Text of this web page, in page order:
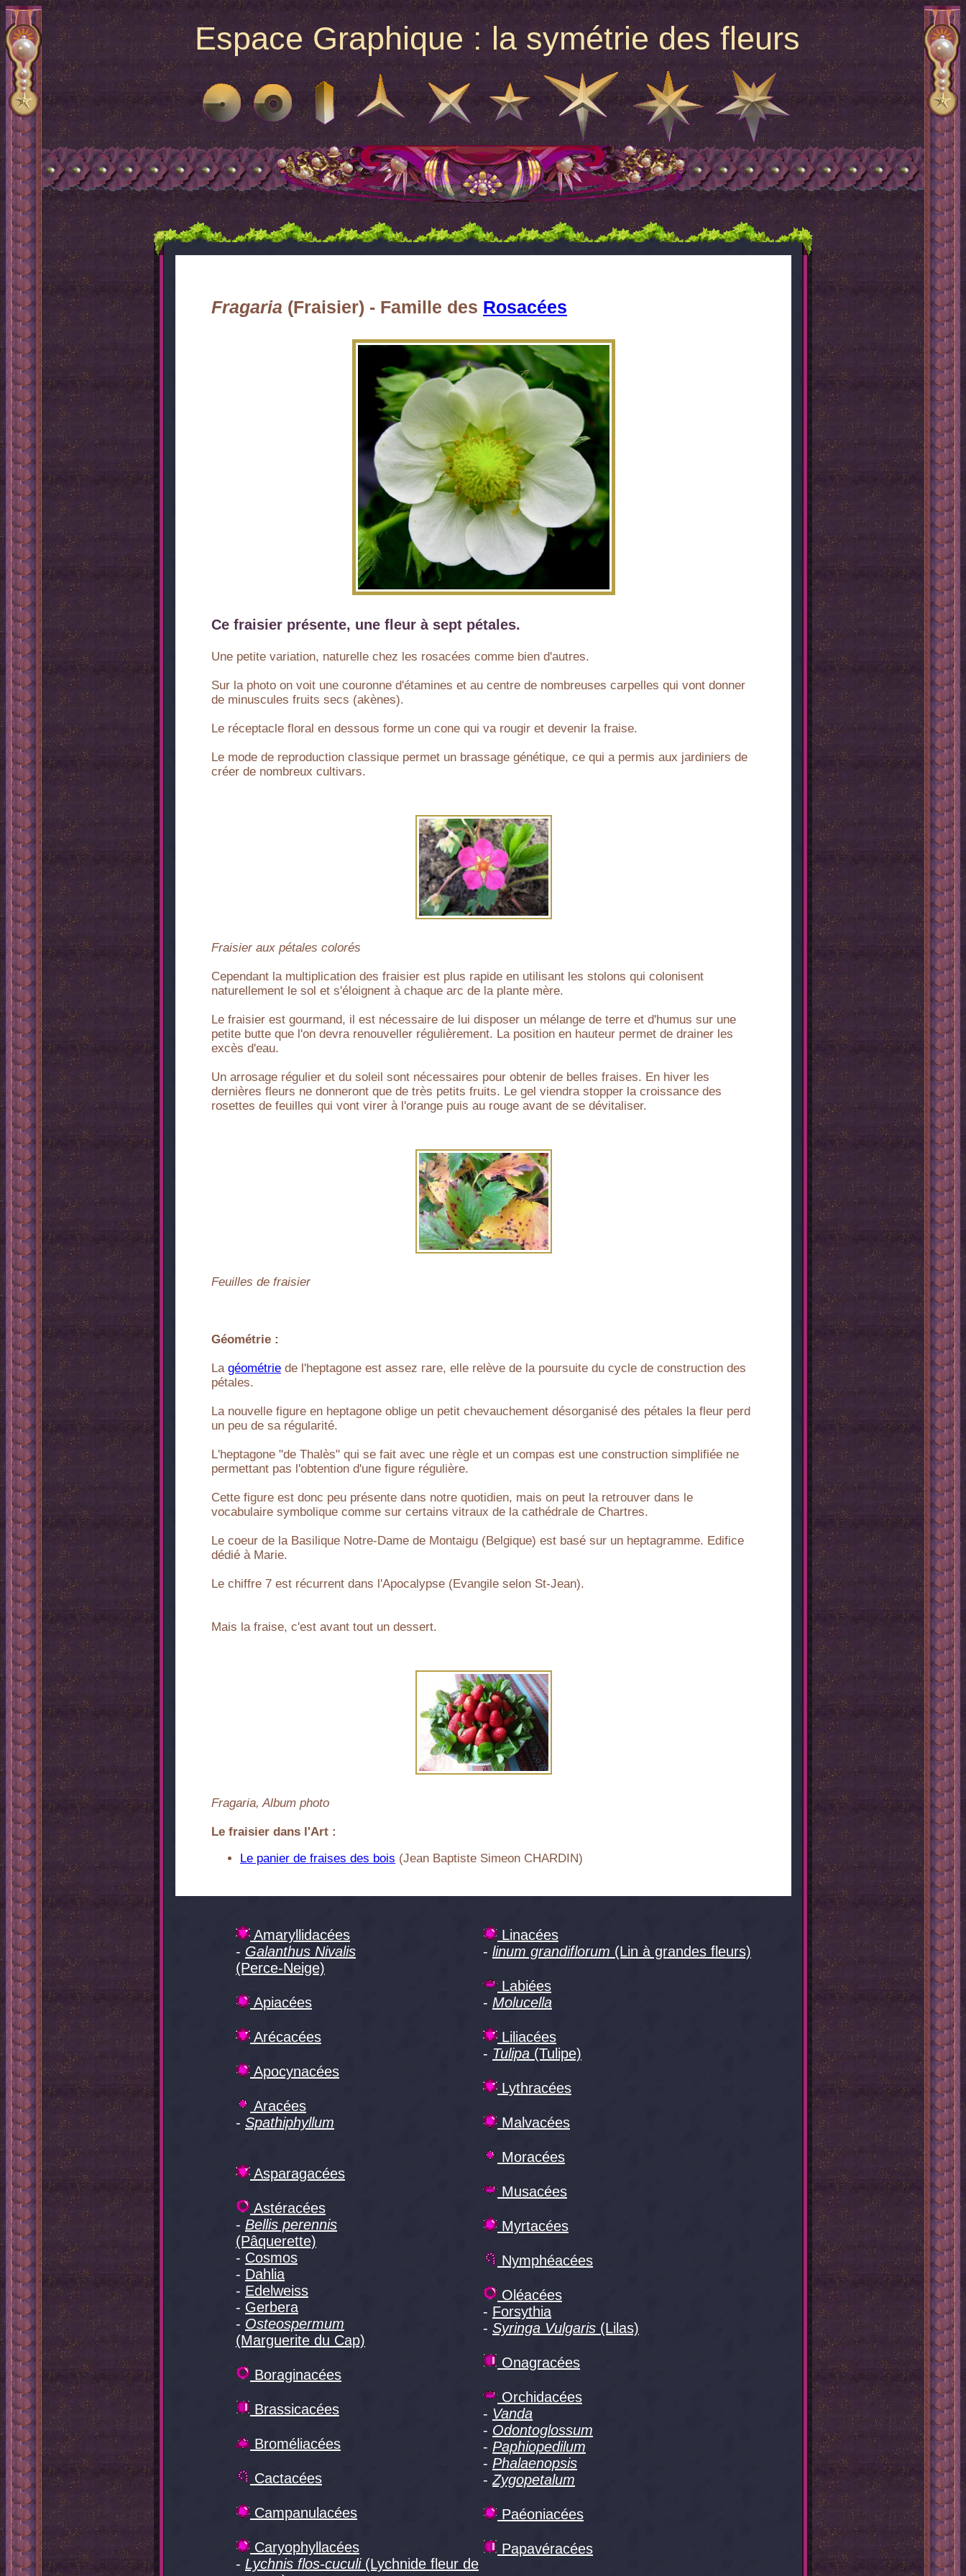
Espace Graphique : la symétrie des fleurs
Fragaria (Fraisier) - Famille des Rosacées
Ce fraisier présente, une fleur à sept pétales.
Une petite variation, naturelle chez les rosacées comme bien d'autres.
Sur la photo on voit une couronne d'étamines et au centre de nombreuses carpelles qui vont donner
de minuscules fruits secs (akènes).
Le réceptacle floral en dessous forme un cone qui va rougir et devenir la fraise.
Le mode de reproduction classique permet un brassage génétique, ce qui a permis aux jardiniers de
créer de nombreux cultivars.
Fraisier aux pétales colorés
Cependant la multiplication des fraisier est plus rapide en utilisant les stolons qui colonisent
naturellement le sol et s'éloignent à chaque arc de la plante mère.
Le fraisier est gourmand, il est nécessaire de lui disposer un mélange de terre et d'humus sur une
petite butte que l'on devra renouveller régulièrement. La position en hauteur permet de drainer les
excès d'eau.
Un arrosage régulier et du soleil sont nécessaires pour obtenir de belles fraises. En hiver les
dernières fleurs ne donneront que de très petits fruits. Le gel viendra stopper la croissance des
rosettes de feuilles qui vont virer à l'orange puis au rouge avant de se dévitaliser.
Feuilles de fraisier
Géométrie :
La géométrie de l'heptagone est assez rare, elle relève de la poursuite du cycle de construction des
pétales.
La nouvelle figure en heptagone oblige un petit chevauchement désorganisé des pétales la fleur perd
un peu de sa régularité.
L'heptagone "de Thalès" qui se fait avec une règle et un compas est une construction simplifiée ne
permettant pas l'obtention d'une figure régulière.
Cette figure est donc peu présente dans notre quotidien, mais on peut la retrouver dans le
vocabulaire symbolique comme sur certains vitraux de la cathédrale de Chartres.
Le coeur de la Basilique Notre-Dame de Montaigu (Belgique) est basé sur un heptagramme. Edifice
dédié à Marie.
Le chiffre 7 est récurrent dans l'Apocalypse (Evangile selon St-Jean).
Mais la fraise, c'est avant tout un dessert.
Fragaria, Album photo
Le fraisier dans l'Art :
Le panier de fraises des bois (Jean Baptiste Simeon CHARDIN)
Amaryllidacées
- Galanthus Nivalis
(Perce-Neige)
Apiacées
Arécacées
Apocynacées
Aracées
- Spathiphyllum
Asparagacées
Astéracées
- Bellis perennis
(Pâquerette)
- Cosmos
- Dahlia
- Edelweiss
- Gerbera
- Osteospermum
(Marguerite du Cap)
Boraginacées
Brassicacées
Broméliacées
Cactacées
Campanulacées
Caryophyllacées
- Lychnis flos-cuculi(Lychnide fleur de
Linacées
- linum grandiflorum (Lin à grandes fleurs)
Labiées
- Molucella
Liliacées
- Tulipa (Tulipe)
Lythracées
Malvacées
Moracées
Musacées
Myrtacées
Nymphéacées
Oléacées
- Forsythia
- Syringa Vulgaris (Lilas)
Onagracées
Orchidacées
- Vanda
- Odontoglossum
- Paphiopedilum
- Phalaenopsis
- Zygopetalum
Paéoniacées
Papavéracées